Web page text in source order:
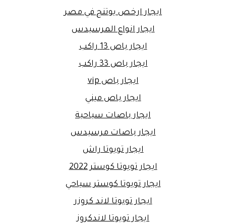
ايجار ارخص يوتنج في مصر
ايجار انواع المرسيدس
ايجار باص 13 راكب
ايجار باص 33 راكب
ايجار باص vip
ايجار باص ميني
ايجار باصات سياحية
ايجار باصات مرسيدس
ايجار تويوتا راش
ايجار تويوتا كوستر 2022
ايجار تويوتا كوستر سياحي
ايجار تويوتا لاند كروزر
ايجار تويوتا لاندكروز